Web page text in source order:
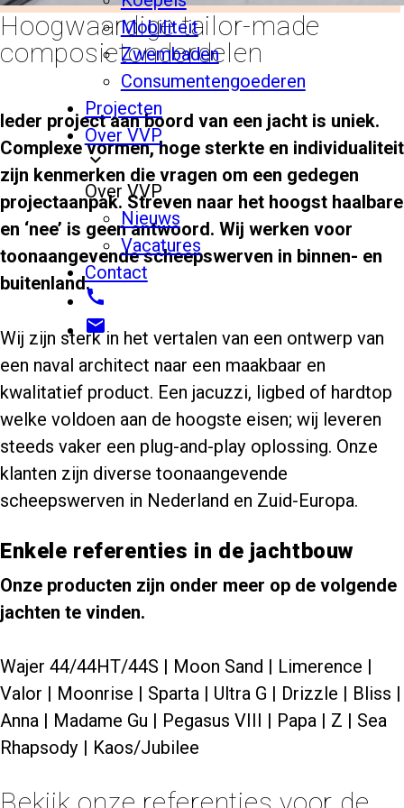
Mobiliteit
Zwembaden
Consumentengoederen
Projecten
Over VVP
expand_more
Over VVP
Nieuws
Vacatures
Contact
call
email
Hoogwaardige tailor-made
composietonderdelen
Ieder project aan boord van een jacht is uniek.
Complexe vormen, hoge sterkte en individualiteit
zijn kenmerken die vragen om een gedegen
projectaanpak. Streven naar het hoogst haalbare
en ‘nee’ is geen antwoord. Wij werken voor
toonaangevende scheepswerven in binnen- en
buitenland.
Wij zijn sterk in het vertalen van een ontwerp van
een naval architect naar een maakbaar en
kwalitatief product. Een jacuzzi, ligbed of hardtop
welke voldoen aan de hoogste eisen; wij leveren
steeds vaker een plug-and-play oplossing. Onze
klanten zijn diverse toonaangevende
scheepswerven in Nederland en Zuid-Europa.
Enkele referenties in de jachtbouw
Onze producten zijn onder meer op de volgende
jachten te vinden.
Wajer 44/44HT/44S | Moon Sand | Limerence |
Valor | Moonrise | Sparta | Ultra G | Drizzle | Bliss |
Anna | Madame Gu | Pegasus VIII | Papa | Z | Sea
Rhapsody | Kaos/Jubilee